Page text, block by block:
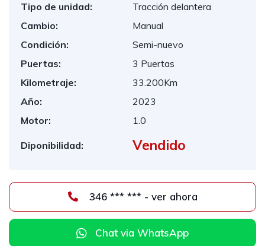
Tipo de unidad:
Tracción delantera
Cambio:
Manual
Condición:
Semi-nuevo
Puertas:
3 Puertas
Kilometraje:
33.200Km
Año:
2023
Motor:
1.0
Diponibilidad: Vendido
346 *** *** - ver ahora
Chat via WhatsApp